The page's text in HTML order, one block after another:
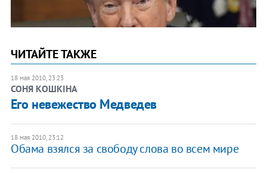
ЧИТАЙТЕ ТАКЖЕ
18 мая 2010, 23:23
СОНЯ КОШКІНА
Его невежество Медведев
18 мая 2010, 23:12
Обама взялся за свободу слова во всем мире